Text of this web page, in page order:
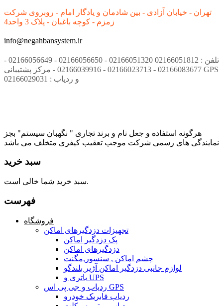
تهران - خیابان آزادی - بین شادمان و یادگار امام - روبروی شرکت
زمزم - کوچه باغبان - پلاک 3 واحد4
info@negahbansystem.ir
تلفن : 02166051812 02166051320 - 02166056650 - 02166056649 -
02166083677 - 02166023713 - 02166039916 - مرکز پشتیبانی GPS
و ردیاب : 02166029031
هرگونه استفاده و جعل نام و برند تجاری " نگهبان سیستم" بجز
نمایندگی های رسمی شرکت موجب تعقیب کیفری متخلف می باشد
سبد خرید
سبد خرید شما خالی است.
فهرست
فروشگاه
تجهیزات دزدگیرهای اماکن
پک دزدگیر اماکن
دزدگیرهای اماکن
چشم اماکن , سنسور,مگنت
لوازم جانبی دزدگیر اماکن آژیر بلندگو
باتری و UPS
ردیاب و جی پی اس GPS
ردیاب فابریک خودرو